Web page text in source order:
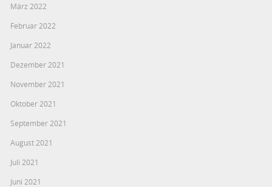
März 2022
Februar 2022
Januar 2022
Dezember 2021
November 2021
Oktober 2021
September 2021
August 2021
Juli 2021
Juni 2021